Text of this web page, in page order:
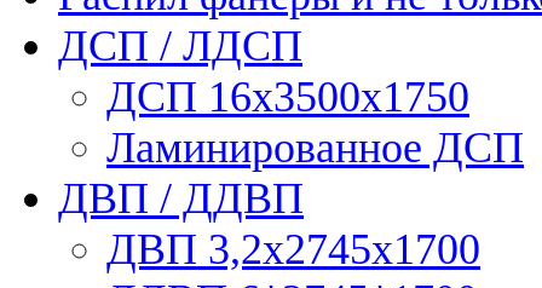
ДСП / ЛДСП
ДСП 16х3500х1750
Ламинированное ДСП
ДВП / ДДВП
ДВП 3,2х2745х1700